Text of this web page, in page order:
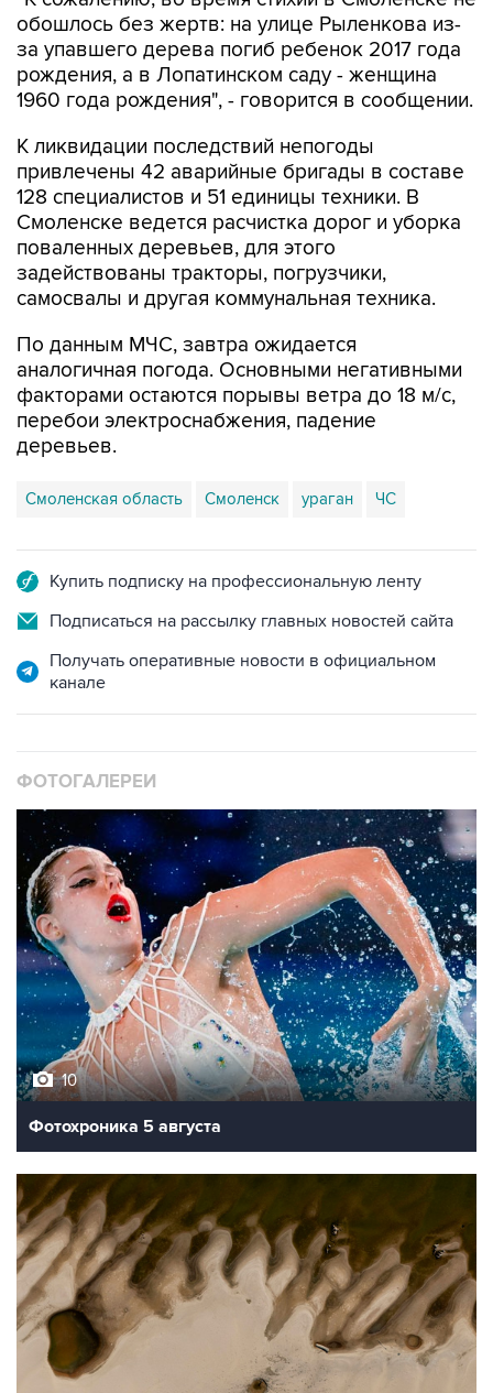
рождения, а в Лопатинском саду - женщина
1960 года рождения", - говорится в сообщении.
К ликвидации последствий непогоды
128 специалистов и 51 единицы техники. В
Смоленске ведется расчистка дорог и уборка
поваленных деревьев, для этого
задействованы тракторы, погрузчики,
самосвалы и другая коммунальная техника.
По данным МЧС, завтра ожидается
факторами остаются порывы ветра до 18 м/с,
перебои электроснабжения, падение
деревьев.
Смоленская область
Подписаться на рассылку главных новостей сайта
Получать оперативные новости в официальном
канале
10
Фотохроника 5 августа